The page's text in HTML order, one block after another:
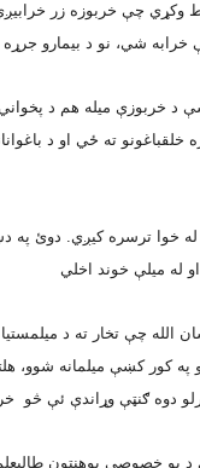
وکړي چې خربوزه زر
خرابه شي، نو د بيمارو
د خربوزې ميله هم د
ته ځي او د
خوا ترسره کيږي. دوئ په
الله چې تخار ته د ميلمستيا
په کور کښې ميلمانه شوو،
دوه ګنټې وړاندې ئې څو
يو خصوصي پوهنتون